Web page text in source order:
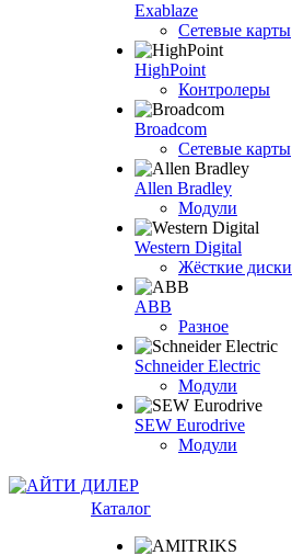
Exablaze
Сетевые карты
HighPoint
Контролеры
Broadcom
Сетевые карты
Allen Bradley
Модули
Western Digital
Жёсткие диски
ABB
Разное
Schneider Electric
Модули
SEW Eurodrive
Модули
Каталог